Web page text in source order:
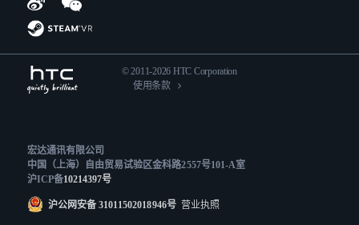
© 2011-2026 HTC Corporation
使用条款
宏达通讯有限公司
中国（上海）自由贸易试验区金科路2557号101-A室
沪ICP备10214397号
沪公网安备 31011502018946号营业执照